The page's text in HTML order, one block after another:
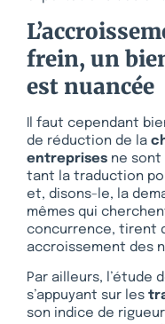
frein, un
est nuancée
Il faut cependant
de réduction de la
entreprises ne sont
tant la traduction
et, disons-le, la
mêmes qui
concurrence, tirent
accroissement des
Par ailleurs, l’étude
s’appuyant sur les
son indice de